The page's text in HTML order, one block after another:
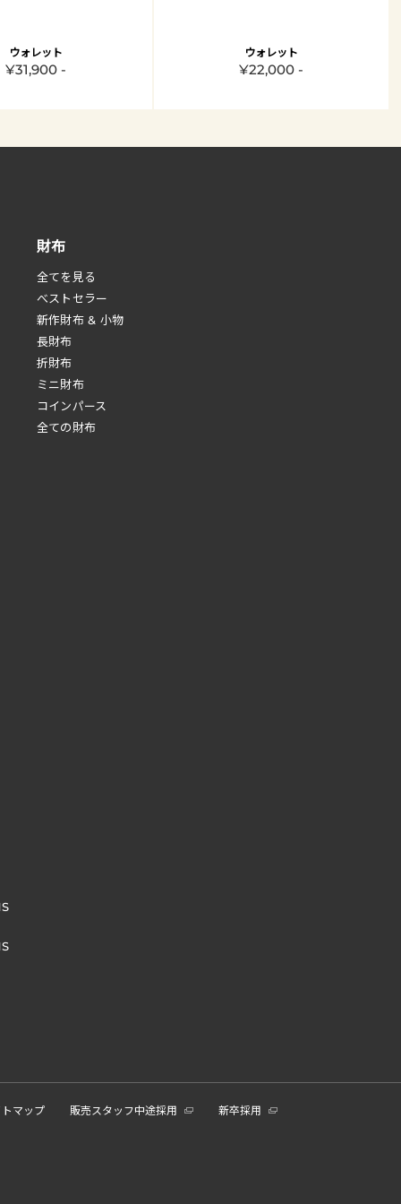
ウォレット
¥31,900 -
ウォレット
¥22,000 -
財布
全てを見る
べストセラー
新作財布 & 小物
長財布
折財布
ミニ財布
コインパース
全ての財布
マップ 販売スタッフ中途採用 新卒採用